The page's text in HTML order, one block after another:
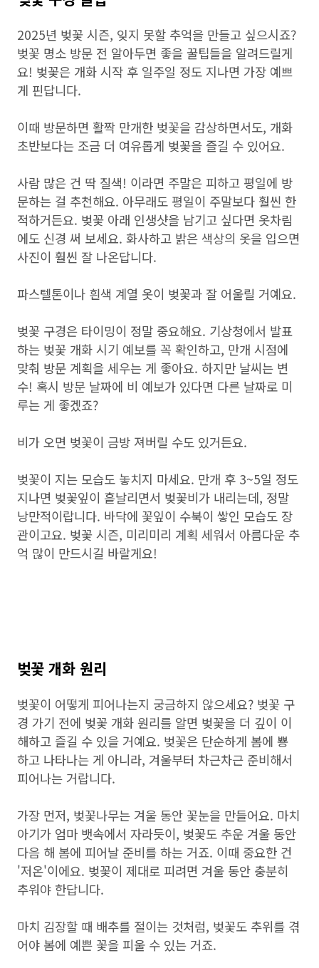
2025년 벚꽃 시즌, 잊지 못할 추억을 만들고 싶으시죠?
벚꽃 명소 방문 전 알아두면 좋을 꿀팁들을 알려드릴게
요! 벚꽃은 개화 시작 후 일주일 정도 지나면 가장 예쁘
게 핀답니다.
이때 방문하면 활짝 만개한 벚꽃을 감상하면서도, 개화
초반보다는 조금 더 여유롭게 벚꽃을 즐길 수 있어요.
사람 많은 건 딱 질색! 이라면 주말은 피하고 평일에 방
문하는 걸 추천해요. 아무래도 평일이 주말보다 훨씬 한
적하거든요. 벚꽃 아래 인생샷을 남기고 싶다면 옷차림
에도 신경 써 보세요. 화사하고 밝은 색상의 옷을 입으면
사진이 훨씬 잘 나온답니다.
파스텔톤이나 흰색 계열 옷이 벚꽃과 잘 어울릴 거예요.
벚꽃 구경은 타이밍이 정말 중요해요. 기상청에서 발표
하는 벚꽃 개화 시기 예보를 꼭 확인하고, 만개 시점에
맞춰 방문 계획을 세우는 게 좋아요. 하지만 날씨는 변
수! 혹시 방문 날짜에 비 예보가 있다면 다른 날짜로 미
루는 게 좋겠죠?
비가 오면 벚꽃이 금방 져버릴 수도 있거든요.
벚꽃이 지는 모습도 놓치지 마세요. 만개 후 3~5일 정도
지나면 벚꽃잎이 흩날리면서 벚꽃비가 내리는데, 정말
낭만적이랍니다. 바닥에 꽃잎이 수북이 쌓인 모습도 장
관이고요. 벚꽃 시즌, 미리미리 계획 세워서 아름다운 추
억 많이 만드시길 바랄게요!
벚꽃 개화 원리
벚꽃이 어떻게 피어나는지 궁금하지 않으세요? 벚꽃 구
경 가기 전에 벚꽃 개화 원리를 알면 벚꽃을 더 깊이 이
해하고 즐길 수 있을 거예요. 벚꽃은 단순하게 봄에 뿅
하고 나타나는 게 아니라, 겨울부터 차근차근 준비해서
피어나는 거랍니다.
가장 먼저, 벚꽃나무는 겨울 동안 꽃눈을 만들어요. 마치
아기가 엄마 뱃속에서 자라듯이, 벚꽃도 추운 겨울 동안
다음 해 봄에 피어날 준비를 하는 거죠. 이때 중요한 건
'저온'이에요. 벚꽃이 제대로 피려면 겨울 동안 충분히
추워야 한답니다.
마치 김장할 때 배추를 절이는 것처럼, 벚꽃도 추위를 겪
어야 봄에 예쁜 꽃을 피울 수 있는 거죠.